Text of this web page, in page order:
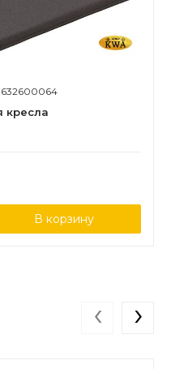
кресла
В корзину
‹ ›